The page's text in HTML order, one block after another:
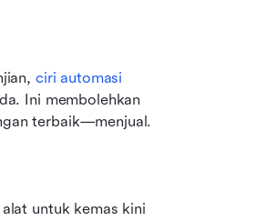
ciri automasi
Ini membolehkan
terbaik—menjual.
untuk kemas kini